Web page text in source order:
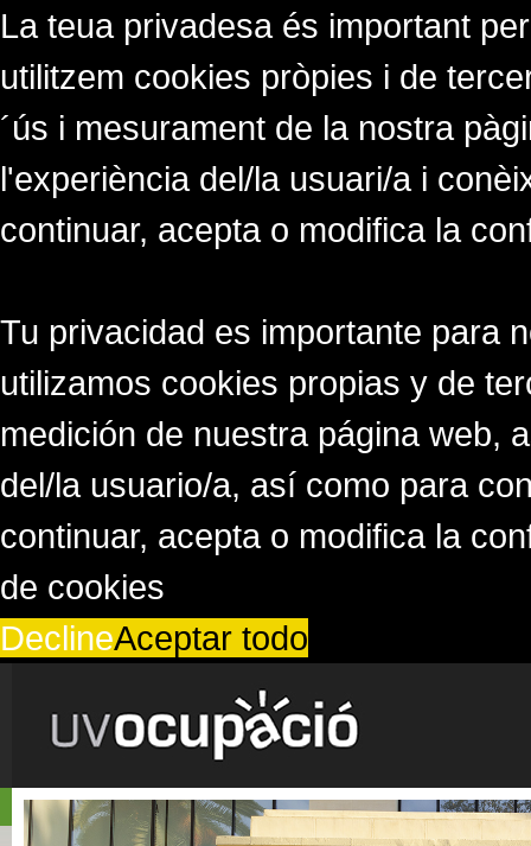
La teua privadesa és important
utilitzem cookies pròpies i de
´ús i mesurament de la nostra
l'experiència del/la usuari/a i
continuar, acepta o modifica la
Tu privacidad es importante para
utilizamos cookies propias y de
medición de nuestra página web,
del/la usuario/a, así como para
continuar, acepta o modifica la
de cookies
DeclineAceptar todo